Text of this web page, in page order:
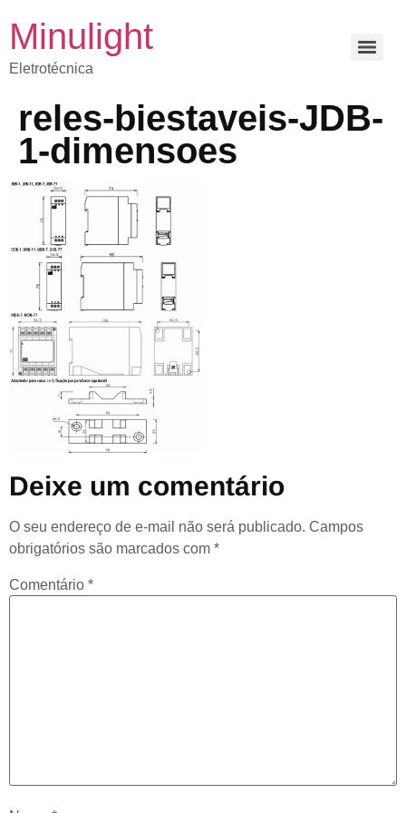
Minulight
Eletrotécnica
reles-biestaveis-JDB-
1-dimensoes
Deixe um comentário
O seu endereço de e-mail não será publicado. Campos
obrigatórios são marcados com *
Comentário *